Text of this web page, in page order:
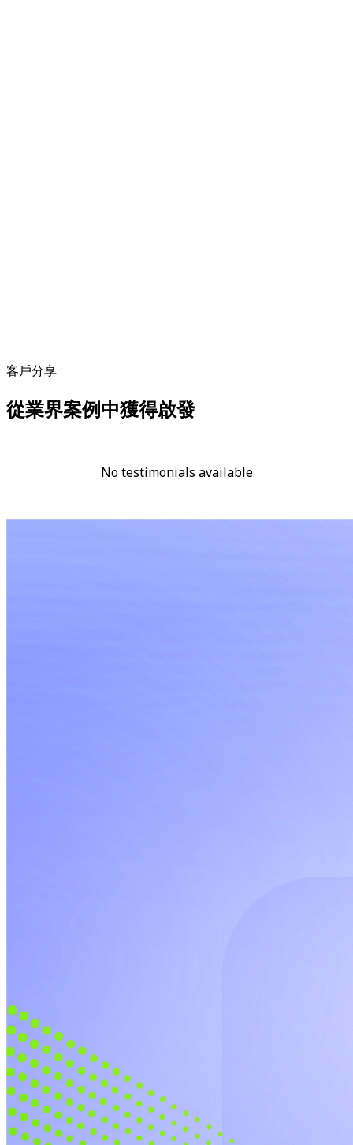
客戶分享
從業界案例中獲得啟發
No testimonials available